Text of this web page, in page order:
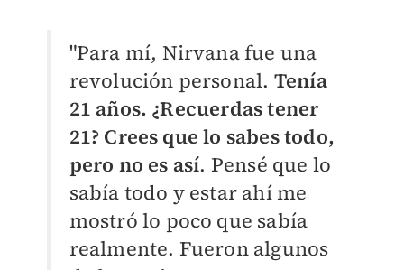
"Para mí, Nirvana fue una
revolución personal. Tenía
21 años. ¿Recuerdas tener
21? Crees que lo sabes todo,
pero no es así. Pensé que lo
sabía todo y estar ahí me
mostró lo poco que sabía
realmente. Fueron algunos